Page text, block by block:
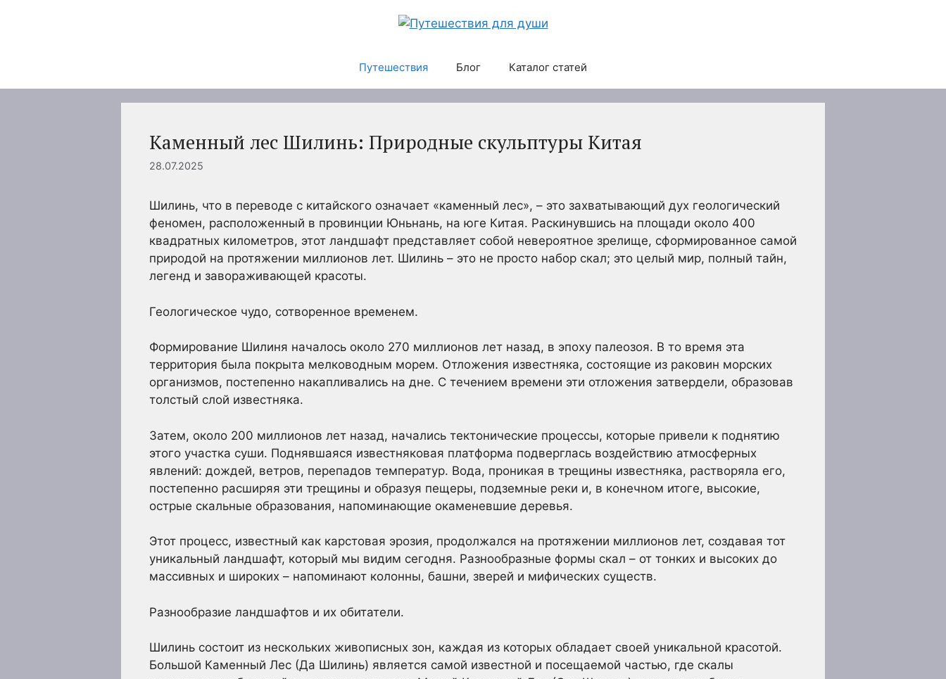
Путешествия Блог Каталог статей
Каменный лес Шилинь: Природные скульптуры Китая
28.07.2025
Шилинь, что в переводе с китайского означает «каменный лес», – это захватывающий дух геологический
феномен, расположенный в провинции Юньнань, на юге Китая. Раскинувшись на площади около 400
квадратных километров, этот ландшафт представляет собой невероятное зрелище, сформированное самой
природой на протяжении миллионов лет. Шилинь – это не просто набор скал; это целый мир, полный тайн,
легенд и завораживающей красоты.
Геологическое чудо, сотворенное временем.
Формирование Шилиня началось около 270 миллионов лет назад, в эпоху палеозоя. В то время эта
территория была покрыта мелководным морем. Отложения известняка, состоящие из раковин морских
организмов, постепенно накапливались на дне. С течением времени эти отложения затвердели, образовав
толстый слой известняка.
Затем, около 200 миллионов лет назад, начались тектонические процессы, которые привели к поднятию
этого участка суши. Поднявшаяся известняковая платформа подверглась воздействию атмосферных
явлений: дождей, ветров, перепадов температур. Вода, проникая в трещины известняка, растворяла его,
постепенно расширяя эти трещины и образуя пещеры, подземные реки и, в конечном итоге, высокие,
острые скальные образования, напоминающие окаменевшие деревья.
Этот процесс, известный как карстовая эрозия, продолжался на протяжении миллионов лет, создавая тот
уникальный ландшафт, который мы видим сегодня. Разнообразные формы скал – от тонких и высоких до
массивных и широких – напоминают колонны, башни, зверей и мифических существ.
Разнообразие ландшафтов и их обитатели.
Шилинь состоит из нескольких живописных зон, каждая из которых обладает своей уникальной красотой.
Большой Каменный Лес (Да Шилинь) является самой известной и посещаемой частью, где скалы